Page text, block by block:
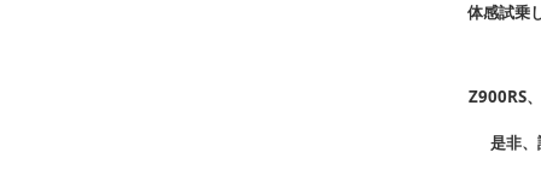
体感試乗
Z900RS
是非